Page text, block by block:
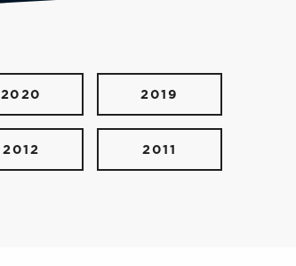
2020 2019
2012 2011